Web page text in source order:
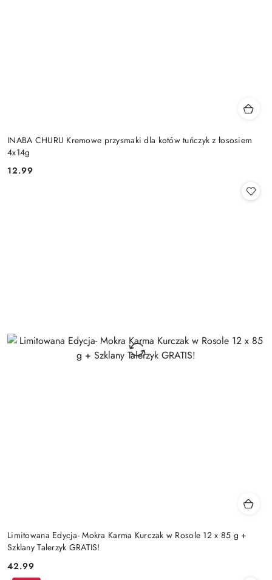
INABA CHURU Kremowe przysmaki dla kotów tuńczyk z łososiem
4x14g
Cena:
12.99
Limitowana Edycja- Mokra Karma Kurczak w Rosole 12 x 85 g +
Szklany Talerzyk GRATIS!
Cena:
42.99